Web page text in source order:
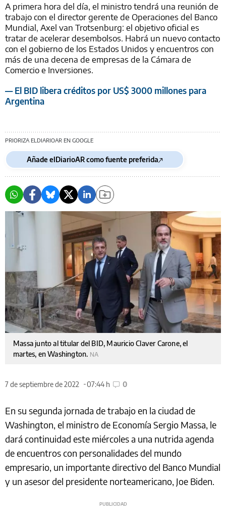
A primera hora del día, el ministro tendrá una reunión de
trabajo con el director gerente de Operaciones del Banco
Mundial, Axel van Trotsenburg: el objetivo oficial es
tratar de acelerar desembolsos. Habrá un nuevo contacto
con el gobierno de los Estados Unidos y encuentros con
más de una decena de empresas de la Cámara de
Comercio e Inversiones.
— El BID libera créditos por US$ 3000 millones para
Argentina
PRIORIZA ELDIARIOAR EN GOOGLE
Añade elDiarioAR como fuente preferida
Massa junto al titular del BID, Mauricio Claver Carone, el
martes, en Washington. NA
7 de septiembre de 2022 07:44 h 0
En su segunda jornada de trabajo en la ciudad de
Washington, el ministro de Economía Sergio Massa, le
dará continuidad este miércoles a una nutrida agenda
de encuentros con personalidades del mundo
empresario, un importante directivo del Banco Mundial
y un asesor del presidente norteamericano, Joe Biden.